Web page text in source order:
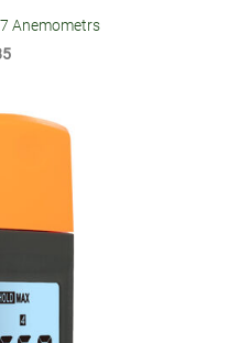
Anemometrs